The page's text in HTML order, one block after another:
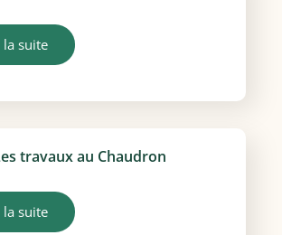
la suite
travaux au Chaudron
la suite